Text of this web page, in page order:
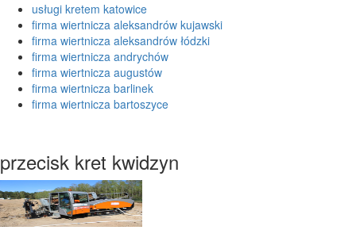
usługi kretem katowice
firma wiertnicza aleksandrów kujawski
firma wiertnicza aleksandrów łódzki
firma wiertnicza andrychów
firma wiertnicza augustów
firma wiertnicza barlinek
firma wiertnicza bartoszyce
przecisk kret kwidzyn